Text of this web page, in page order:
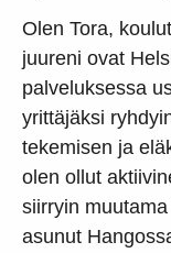
Olen Tora,
juureni ovat
palveluksessa
yrittäjäksi
tekemisen ja
olen ollut
siirryin
asunut